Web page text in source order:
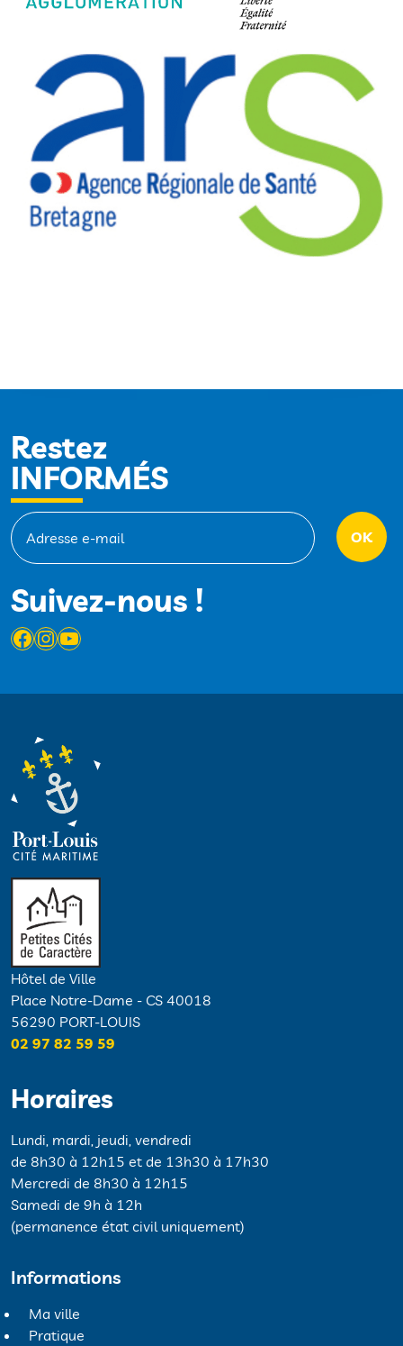
Restez
INFORMÉS
Suivez-nous !
Facebook
Instagram
YouTube
Hôtel de Ville
Place Notre-Dame - CS 40018
56290 PORT-LOUIS
02 97 82 59 59
Horaires
Lundi, mardi, jeudi, vendredi
de 8h30 à 12h15 et de 13h30 à 17h30
Mercredi de 8h30 à 12h15
Samedi de 9h à 12h
(permanence état civil uniquement)
Informations
Ma ville
Pratique